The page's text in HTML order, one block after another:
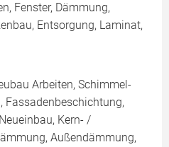
Fenster, Dämmung,
Entsorgung, Laminat,
Arbeiten, Schimmel-
Fassadenbeschichtung,
Kern- /
Außendämmung,